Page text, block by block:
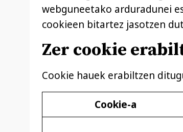
webguneetako arduradunei
cookieen bitartez jasotzen
Zer cookie
Cookie hauek erabiltzen
Cookie-a